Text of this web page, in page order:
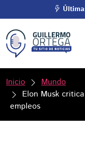
Inicio
Mundo
Elon Musk
empleos